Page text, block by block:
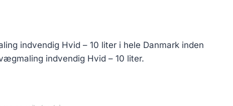
indvendig Hvid – 10 liter i hele Danmark inden
indvendig Hvid – 10 liter.